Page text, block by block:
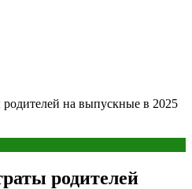
родителей на выпускные в 2025
родителей